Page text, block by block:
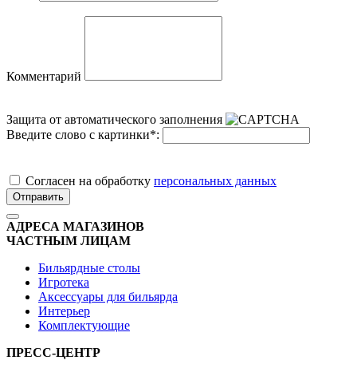
Комментарий
Защита от автоматического заполнения
Введите слово с картинки*:
Cогласен на обработку персональных данных
Отправить
АДРЕСА МАГАЗИНОВ
ЧАСТНЫМ ЛИЦАМ
Бильярдные столы
Игротека
Аксессуары для бильярда
Интерьер
Комплектующие
ПРЕСС-ЦЕНТР